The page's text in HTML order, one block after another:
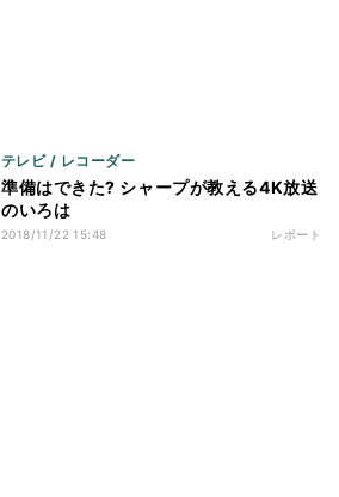
テレビ / レコーダー
準備はできた? シャープが教える4K放送
のいろは
2018/11/22 15:48 レポート